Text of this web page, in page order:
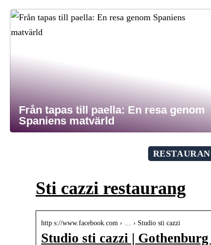
Från tapas till paella: En resa genom
Spaniens matvärld
Sti cazzi restaurang
http s://www.facebook.com › … › Studio sti cazzi
Studio sti cazzi |